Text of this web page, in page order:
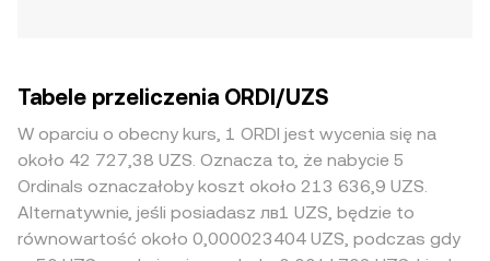
Tabele przeliczenia ORDI/UZS
W oparciu o obecny kurs, 1 ORDI jest wycenia się na
około 42 727,38 UZS. Oznacza to, że nabycie 5
Ordinals oznaczałoby koszt około 213 636,9 UZS.
Alternatywnie, jeśli posiadasz лв1 UZS, będzie to
równowartość około 0,000023404 UZS, podczas gdy